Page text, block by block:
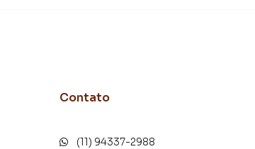
Contato
(11) 94337-2988